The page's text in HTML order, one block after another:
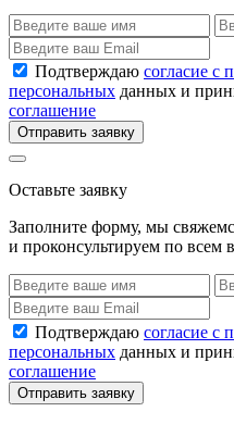
Подтверждаю согласие с
персональных данных и
соглашение
Отправить заявку
Оставьте заявку
Заполните форму, мы
и проконсультируем по всем
Подтверждаю согласие с
персональных данных и
соглашение
Отправить заявку